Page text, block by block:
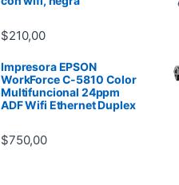
$210,00
Impresora EPSON
WorkForce C-5810 Color
Multifuncional 24ppm
ADF Wifi Ethernet Duplex
$750,00